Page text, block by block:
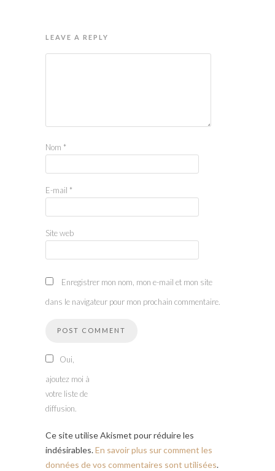
LEAVE A REPLY
Nom *
E-mail *
Site web
Enregistrer mon nom, mon e-mail et mon site
dans le navigateur pour mon prochain commentaire.
Oui,
ajoutez moi à
votre liste de
diffusion.
Ce site utilise Akismet pour réduire les
indésirables.En savoir plus sur comment les
données de vos commentaires sont utilisées.